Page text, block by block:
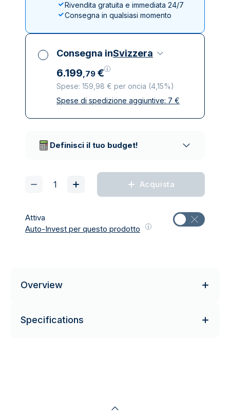
Rivendita gratuita e immediata 24/7
Consegna in qualsiasi momento
Consegna inSvizzera
6.199,79 €
Spese: 159,98 € per oncia (4,15%)
Tutte le tasse incluse
Spese di spedizione aggiuntive: 7 €
Definisci il tuo budget!
Acquista
Attiva
Auto-Invest per questo prodotto
Overview
Specifications